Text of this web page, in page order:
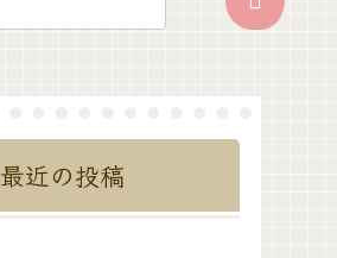
最近の投稿